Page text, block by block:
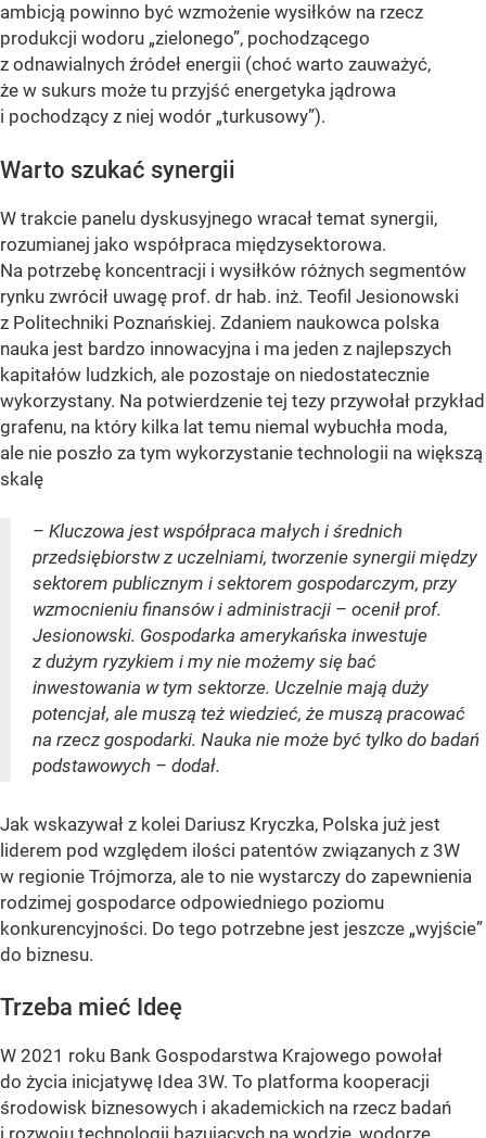
ambicją powinno być wzmożenie wysiłków na rzecz
produkcji wodoru „zielonego”, pochodzącego
z odnawialnych źródeł energii (choć warto zauważyć,
że w sukurs może tu przyjść energetyka jądrowa
i pochodzący z niej wodór „turkusowy”).
Warto szukać synergii
W trakcie panelu dyskusyjnego wracał temat synergii,
rozumianej jako współpraca międzysektorowa.
Na potrzebę koncentracji i wysiłków różnych segmentów
rynku zwrócił uwagę prof. dr hab. inż. Teofil Jesionowski
z Politechniki Poznańskiej. Zdaniem naukowca polska
nauka jest bardzo innowacyjna i ma jeden z najlepszych
kapitałów ludzkich, ale pozostaje on niedostatecznie
wykorzystany. Na potwierdzenie tej tezy przywołał przykład
grafenu, na który kilka lat temu niemal wybuchła moda,
ale nie poszło za tym wykorzystanie technologii na większą
skalę
– Kluczowa jest współpraca małych i średnich
przedsiębiorstw z uczelniami, tworzenie synergii między
sektorem publicznym i sektorem gospodarczym, przy
wzmocnieniu finansów i administracji – ocenił prof.
Jesionowski. Gospodarka amerykańska inwestuje
z dużym ryzykiem i my nie możemy się bać
inwestowania w tym sektorze. Uczelnie mają duży
potencjał, ale muszą też wiedzieć, że muszą pracować
na rzecz gospodarki. Nauka nie może być tylko do badań
podstawowych – dodał.
Jak wskazywał z kolei Dariusz Kryczka, Polska już jest
liderem pod względem ilości patentów związanych z 3W
w regionie Trójmorza, ale to nie wystarczy do zapewnienia
rodzimej gospodarce odpowiedniego poziomu
konkurencyjności. Do tego potrzebne jest jeszcze „wyjście”
do biznesu.
Trzeba mieć Ideę
W 2021 roku Bank Gospodarstwa Krajowego powołał
do życia inicjatywę Idea 3W. To platforma kooperacji
środowisk biznesowych i akademickich na rzecz badań
i rozwoju technologii bazujących na wodzie, wodorze